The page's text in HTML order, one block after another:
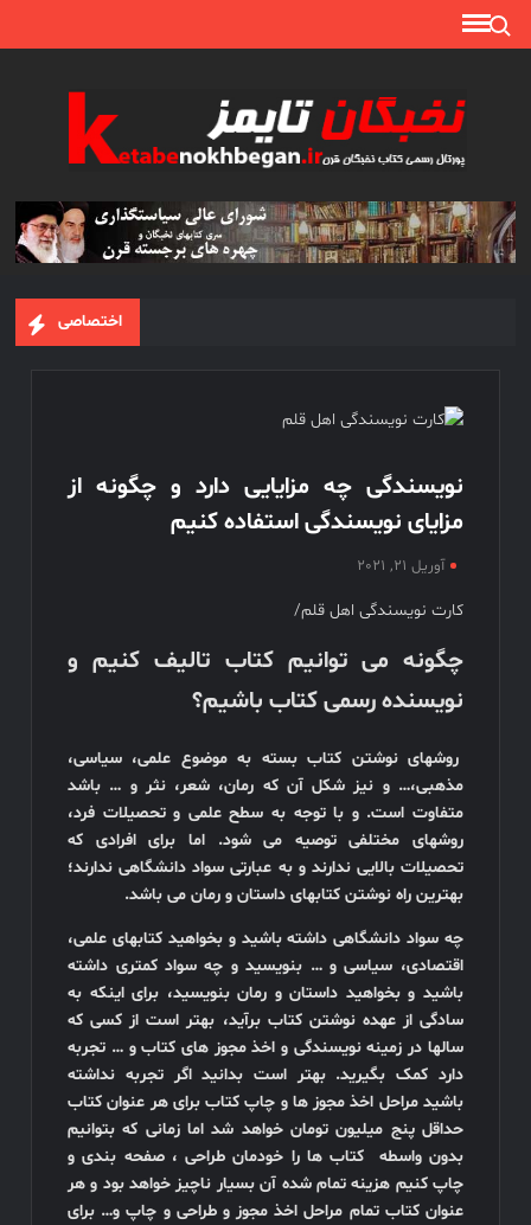
Skip
Search for:
کتاب
نخبگان
+ پورتال
رسمی
کتاب
نخبگان
اختصاصی
نویسندگی چه مزایایی دارد و چگونه از
مزایای نویسندگی استفاده کنیم
آوریل 21, 2021
کارت نویسندگی اهل قلم/
چگونه می توانیم کتاب تالیف کنیم و
نویسنده رسمی کتاب باشیم؟
روشهای نوشتن کتاب بسته به موضوع علمی، سیاسی،
مذهبی،… و نیز شکل آن که رمان، شعر، نثر و … باشد
متفاوت است. و با توجه به سطح علمی و تحصیلات فرد،
روشهای مختلفی توصیه می شود. اما برای افرادی که
تحصیلات بالایی ندارند و به عبارتی سواد دانشگاهی ندارند؛
بهترین راه نوشتن کتابهای داستان و رمان می باشد.
چه سواد دانشگاهی داشته باشید و بخواهید کتابهای علمی،
اقتصادی، سیاسی و … بنویسید و چه سواد کمتری داشته
باشید و بخواهید داستان و رمان بنویسید، برای اینکه به
سادگی از عهده نوشتن کتاب برآید، بهتر است از کسی که
سالها در زمینه نویسندگی و اخذ مجوز های کتاب و … تجربه
دارد کمک بگیرید. بهتر است بدانید اگر تجربه نداشته
باشید مراحل اخذ مجوز ها و چاپ کتاب برای هر عنوان کتاب
حداقل پنج میلیون تومان خواهد شد اما زمانی که بتوانیم
بدون واسطه کتاب ها را خودمان طراحی ، صفحه بندی و
چاپ کنیم هزینه تمام شده آن بسیار ناچیز خواهد بود و هر
عنوان کتاب تمام مراحل اخذ مجوز و طراحی و چاپ و… برای